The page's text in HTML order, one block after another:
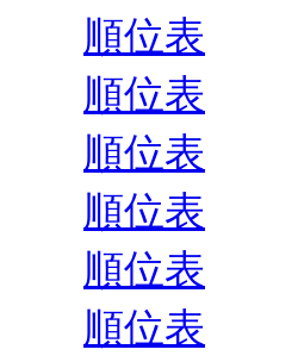
順位表
順位表
順位表
順位表
順位表
順位表